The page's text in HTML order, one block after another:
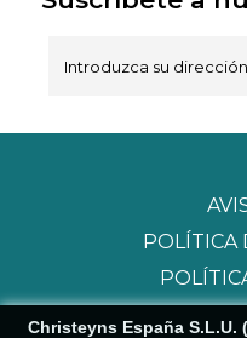
Christeyns España S.L.U.
POLÍTICA